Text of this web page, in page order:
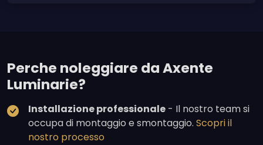
Perche noleggiare da Axente
Luminarie?
Installazione professionale - Il nostro team si
occupa di montaggio e smontaggio. Scopri il
nostro processo